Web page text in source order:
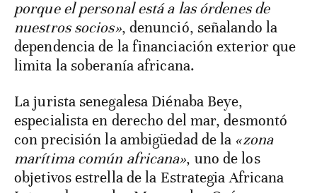
porque el personal está a las órdenes de
nuestros socios», denunció, señalando la
dependencia de la financiación exterior que
limita la soberanía africana.
La jurista senegalesa Diénaba Beye,
especialista en derecho del mar, desmontó
con precisión la ambigüedad de la «zona
marítima común africana», uno de los
objetivos estrella de la Estrategia Africana